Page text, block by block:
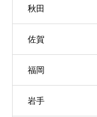
秋田
佐賀
福岡
岩手